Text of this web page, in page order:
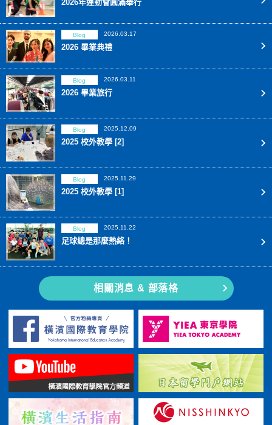
2026年運動會圓滿舉行
Blog 2026.03.17
2026 畢業典禮
Blog 2026.03.11
2026 畢業旅行
Blog 2025.12.09
2025 校外教學 [2]
Blog 2025.11.29
2025 校外教學 [1]
Blog 2025.11.22
足球總是那麼熱絡！
相關消息 & 部落格